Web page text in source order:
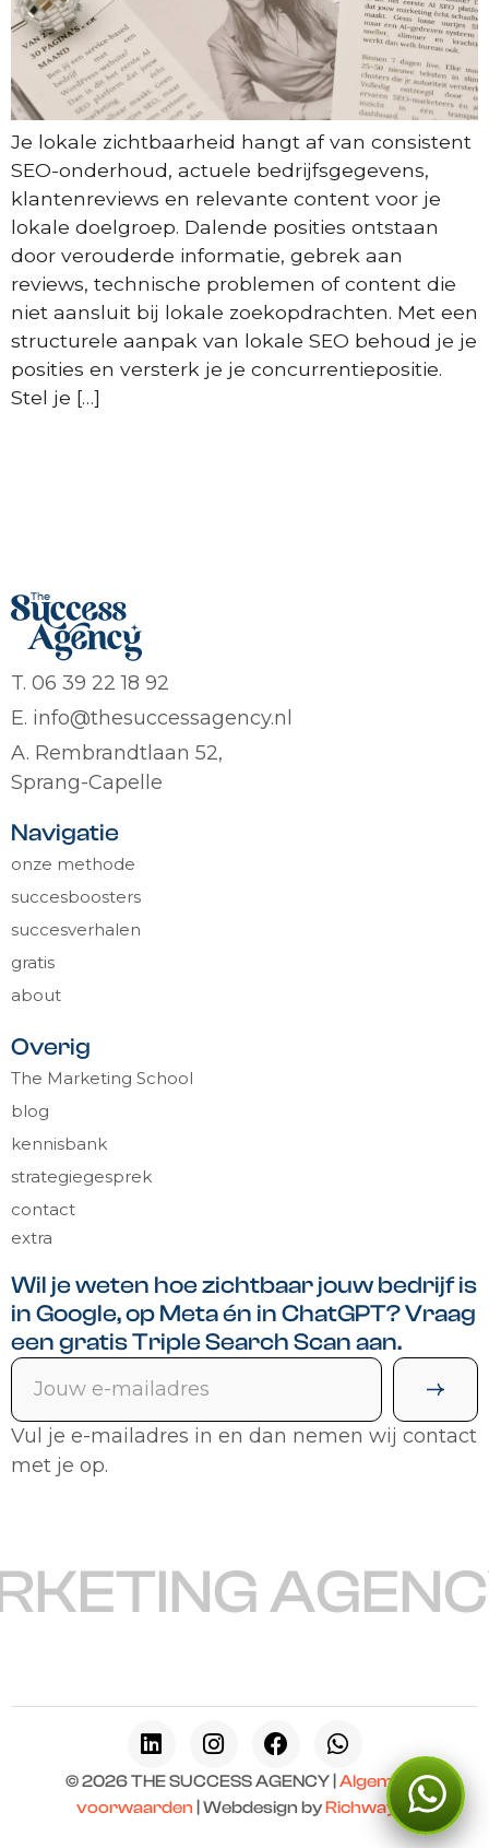
Je lokale zichtbaarheid hangt af van consistent
SEO-onderhoud, actuele bedrijfsgegevens,
klantenreviews en relevante content voor je
lokale doelgroep. Dalende posities ontstaan
door verouderde informatie, gebrek aan
reviews, technische problemen of content die
niet aansluit bij lokale zoekopdrachten. Met een
structurele aanpak van lokale SEO behoud je je
posities en versterk je je concurrentiepositie.
Stel je […]
T. 06 39 22 18 92
E. info@thesuccessagency.nl
A. Rembrandtlaan 52,
Sprang-Capelle
Navigatie
onze methode
succesboosters
succesverhalen
gratis
about
Overig
The Marketing School
blog
kennisbank
strategiegesprek
contact
extra
Wil je weten hoe zichtbaar jouw bedrijf is
in Google, op Meta én in ChatGPT? Vraag
een gratis Triple Search Scan aan.
Vul je e-mailadres in en dan nemen wij contact
met je op.
AGENCY
© 2026 THE SUCCESS AGENCY | Algemene
voorwaarden | Webdesign byRichway.nl